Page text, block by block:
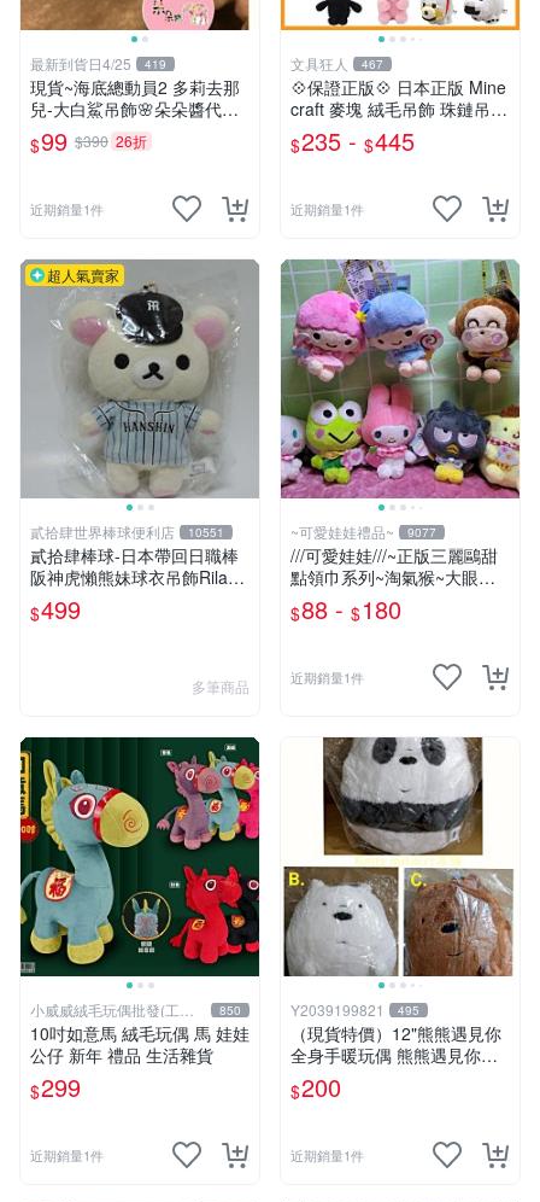
最新到貨日4/25 419
現貨~海底總動員2 多莉去那
兒-大白鯊吊飾🌸朵朵醬代購
🌸
$99 $390 26折
近期銷量1件
文具狂人 467
💠保證正版💠 日本正版 Mine
craft 麥塊 絨毛吊飾 珠鏈吊飾
包包吊飾 苦力怕 熊貓 蠑螈
六角恐龍 👉 全日控
$235 - $445
近期銷量1件
超人氣賣家
貳拾肆世界棒球便利店 10551
貳拾肆棒球-日本帶回日職棒
阪神虎懶熊妹球衣吊飾Rilakk
uma
$499
多筆商品
~可愛娃娃禮品~ 9077
///可愛娃娃///~正版三麗鷗甜
點領巾系列~淘氣猴~大眼蛙~
酷企鵝~布丁狗~美樂蒂~大耳
狗~雙子星絨毛娃娃--3吋
$88 - $180
近期銷量1件
小威威絨毛玩偶批發(工廠
直營)
850
10吋如意馬 絨毛玩偶 馬 娃娃
公仔 新年 禮品 生活雜貨
$299
近期銷量1件
Y2039199821 495
（現貨特價）12"熊熊遇見你
全身手暖玩偶 熊熊遇見你暖
手枕 熊熊遇見你系列 熊熊遇
見你 暖手枕 玩偶 可愛 Q萌
$200
近期銷量1件